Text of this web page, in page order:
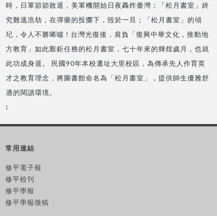
時，日軍節節敗退，美軍機開始日夜轟炸臺灣；「松月書室」終
究難逃浩劫，在彈藥的投擲下，毀於一旦；「松月書室」的傾
圮，令人不勝唏噓 ! 台灣光復後，肩負「復興中華文化，推動地
方教育」如此艱鉅任務的松月書室，七十年來的輝煌歲月，也就
此功成身退。 民國90年本校遷址大里校區，為傳承先人作育英
才之教育理念，將圖書館命名為「松月書室」，提供師生優雅舒
適的閱讀環境。
常用連結
修平電子報
修平校刊
修平學報
修平學報徵稿